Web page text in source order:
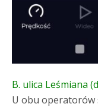
B. ulica Leśmiana
U obu operatorów